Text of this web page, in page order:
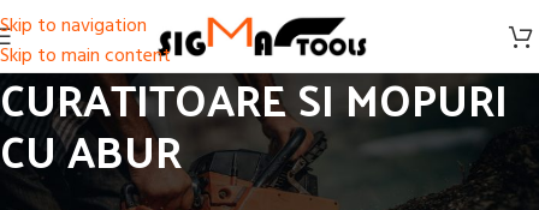
Skip to navigation
Skip to main content
CURATITOARE SI MOPURI
CU ABUR
Prima pagină /UTILAJE CURATENIE/